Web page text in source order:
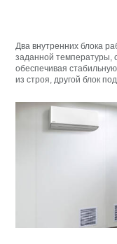
Два внутренних блока
заданной температуры,
обеспечивая
из строя, другой блок